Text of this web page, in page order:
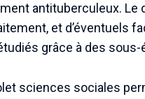
antituberculeux. Le
et d’éventuels
grâce à des
sciences sociales